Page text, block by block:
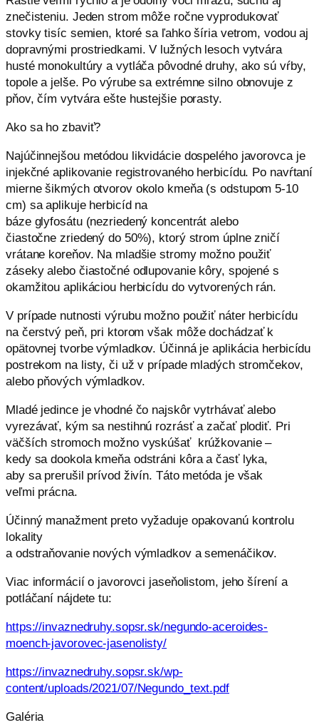
znečisteniu. Jeden strom môže ročne vyprodukovať
stovky tisíc semien, ktoré sa ľahko šíria vetrom, vodou aj
dopravnými prostriedkami. V lužných lesoch vytvára
husté monokultúry a vytláča pôvodné druhy, ako sú vŕby,
topole a jelše. Po výrube sa extrémne silno obnovuje z
pňov, čím vytvára ešte hustejšie porasty.
Ako sa ho zbaviť?
Najúčinnejšou metódou likvidácie dospelého javorovca je
injekčné aplikovanie registrovaného herbicídu. Po navŕtaní
mierne šikmých otvorov okolo kmeňa (s odstupom 5-10
cm) sa aplikuje herbicíd na
báze glyfosátu (nezriedený koncentrát alebo
čiastočne zriedený do 50%), ktorý strom úplne zničí
vrátane koreňov. Na mladšie stromy možno použiť
záseky alebo čiastočné odlupovanie kôry, spojené s
okamžitou aplikáciou herbicídu do vytvorených rán.
V prípade nutnosti výrubu možno použiť náter herbicídu
na čerstvý peň, pri ktorom však môže dochádzať k
opätovnej tvorbe výmladkov. Účinná je aplikácia herbicídu
postrekom na listy, či už v prípade mladých stromčekov,
alebo pňových výmladkov.
Mladé jedince je vhodné čo najskôr vytrhávať alebo
vyrezávať, kým sa nestihnú rozrásť a začať plodiť. Pri
väčších stromoch možno vyskúšať krúžkovanie –
kedy sa dookola kmeňa odstráni kôra a časť lyka,
aby sa prerušil prívod živín. Táto metóda je však
veľmi prácna.
Účinný manažment preto vyžaduje opakovanú kontrolu
lokality
a odstraňovanie nových výmladkov a semenáčikov.
Viac informácií o javorovci jaseňolistom, jeho šírení a
potláčaní nájdete tu:
https://invaznedruhy.sopsr.sk/negundo-aceroides-
moench-javorovec-jasenolisty/
https://invaznedruhy.sopsr.sk/wp-
content/uploads/2021/07/Negundo_text.pdf
Galéria